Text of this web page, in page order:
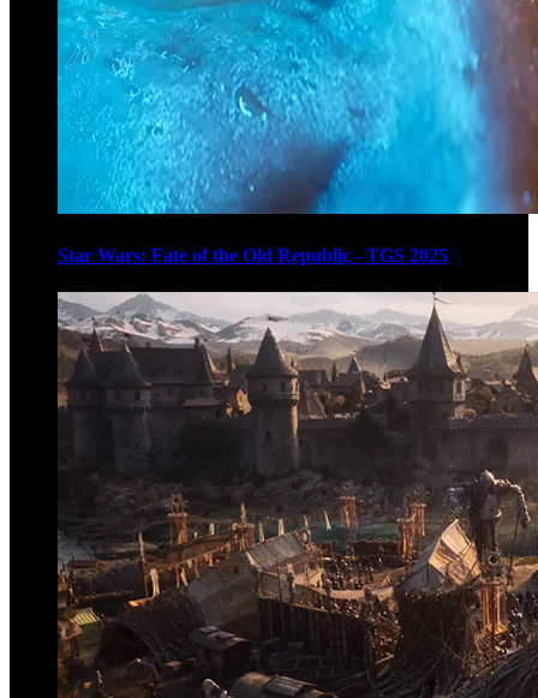
Star Wars: Fate of the Old Republic - TGS 2025